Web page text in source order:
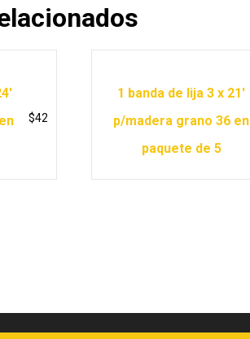
$42
1 banda de lija 3 x 21′
p/madera grano 36 en
paquete de 5